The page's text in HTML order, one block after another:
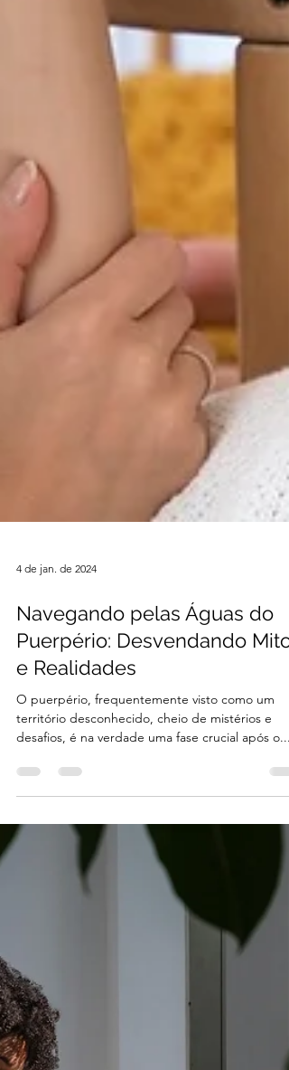
4 de jan. de 2024
Navegando pelas Águas do
Puerpério: Desvendando Mitos
e Realidades
O puerpério, frequentemente visto como um
desafios, é na verdade uma fase crucial após o...